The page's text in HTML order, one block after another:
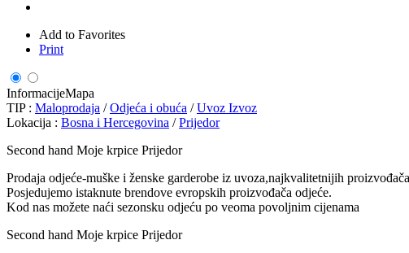
Add to Favorites
Print
InformacijeMapa
TIP : Maloprodaja /Odjeća i obuća /Uvoz Izvoz
Lokacija : Bosna i Hercegovina /Prijedor
Second hand Moje krpice Prijedor
Prodaja odjeće-muške i ženske garderobe iz uvoza,najkvalitetnijih
Posjedujemo istaknute brendove evropskih proizvođača odjeće.
Kod nas možete naći sezonsku odjeću po veoma povoljnim cijenama
Second hand Moje krpice Prijedor